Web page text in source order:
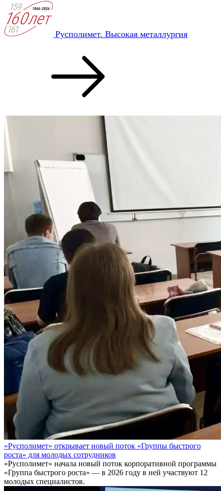
Русполимет. Высокая металлургия
«Русполимет» открывает новый поток «Группы быстрого
роста» для молодых сотрудников
«Русполимет» начала новый поток корпоративной программы
«Группа быстрого роста» — в 2026 году в ней участвуют 12
молодых специалистов.